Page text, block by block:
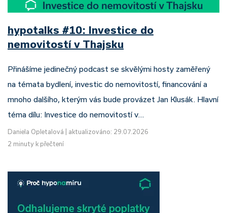
hypotalks #10: Investice do
nemovitostí v Thajsku
Přinášíme jedinečný podcast se skvělými hosty zaměřený
na témata bydlení, investic do nemovitostí, financování a
mnoho dalšího, kterým vás bude provázet Jan Klusák. Hlavní
téma dílu: Investice do nemovitostí v…
Daniela Opletalová
aktualizováno: 29.07.2026
2 minuty k přečtení